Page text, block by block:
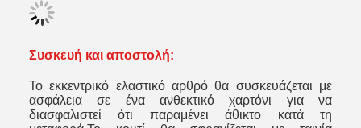
Συσκευή και αποστολή:
Το εκκεντρικό ελαστικό αρθρό θα συσκευάζεται με
ασφάλεια σε ένα ανθεκτικό χαρτόνι για να
διασφαλιστεί ότι παραμένει άθικτο κατά τη